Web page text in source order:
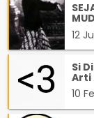
12
Si
Arti
10